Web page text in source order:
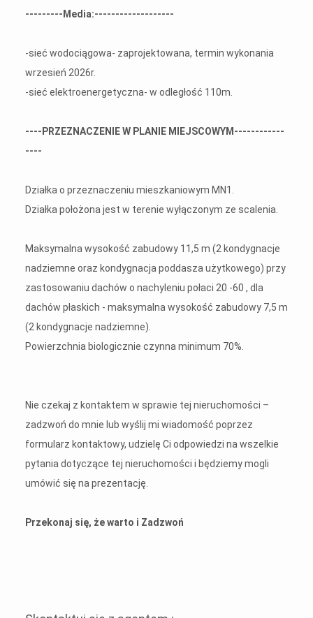
---------Media:-------------------
-sieć wodociągowa- zaprojektowana, termin wykonania
wrzesień 2026r.
-sieć elektroenergetyczna- w odległość 110m.
----PRZEZNACZENIE W PLANIE MIEJSCOWYM------------
----
Działka o przeznaczeniu mieszkaniowym MN1.
Działka położona jest w terenie wyłączonym ze scalenia.
Maksymalna wysokość zabudowy 11,5 m (2 kondygnacje
nadziemne oraz kondygnacja poddasza użytkowego) przy
zastosowaniu dachów o nachyleniu połaci 20 -60 , dla
dachów płaskich - maksymalna wysokość zabudowy 7,5 m
(2 kondygnacje nadziemne).
Powierzchnia biologicznie czynna minimum 70%.
Nie czekaj z kontaktem w sprawie tej nieruchomości –
zadzwoń do mnie lub wyślij mi wiadomość poprzez
formularz kontaktowy, udzielę Ci odpowiedzi na wszelkie
pytania dotyczące tej nieruchomości i będziemy mogli
umówić się na prezentację.
Przekonaj się, że warto i Zadzwoń